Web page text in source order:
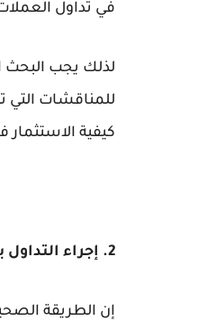
في تداول العملات
لذلك يجب البحث
للمناقشات التي
كيفية الاستثمار
2. إجراء التداول بناءً على البيانات
إن الطريقة